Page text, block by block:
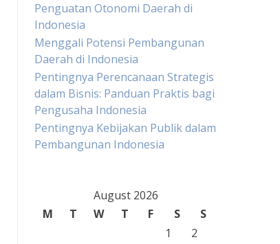
Penguatan Otonomi Daerah di
Indonesia
Menggali Potensi Pembangunan
Daerah di Indonesia
Pentingnya Perencanaan Strategis
dalam Bisnis: Panduan Praktis bagi
Pengusaha Indonesia
Pentingnya Kebijakan Publik dalam
Pembangunan Indonesia
August 2026
M
T W T F S
S
1
2